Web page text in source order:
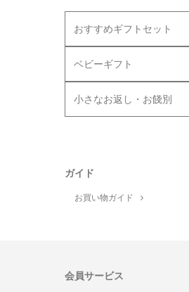
おすすめギフトセット
ベビーギフト
小さなお返し・お餞別
ガイド
お買い物ガイド
会員サービス